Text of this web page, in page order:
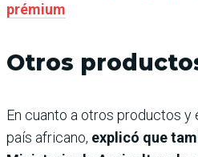
prémium
Otros
En cuanto a otros productos y
país africano, explicó que